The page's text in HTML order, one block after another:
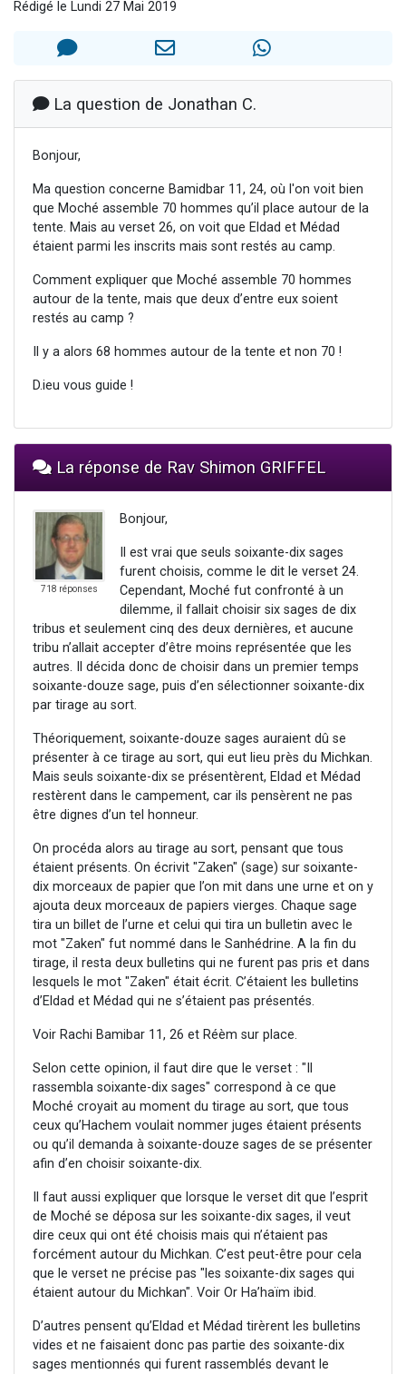
Il reste 49 places pour étudier en groupe sur Zoom
12 nouvelles musiques dans Torah-Box Music
2 personnes viennent de nous rejoindre sur WhatsApp
Rédigé le Lundi 27 Mai 2019
La question de Jonathan C.
Bonjour,
Ma question concerne Bamidbar 11, 24, où l'on voit bien
que Moché assemble 70 hommes qu’il place autour de la
tente. Mais au verset 26, on voit que Eldad et Médad
étaient parmi les inscrits mais sont restés au camp.
Comment expliquer que Moché assemble 70 hommes
autour de la tente, mais que deux d’entre eux soient
restés au camp ?
Il y a alors 68 hommes autour de la tente et non 70 !
D.ieu vous guide !
La réponse de Rav Shimon GRIFFEL
718 réponses
Bonjour,
Il est vrai que seuls soixante-dix sages
furent choisis, comme le dit le verset 24.
Cependant, Moché fut confronté à un
dilemme, il fallait choisir six sages de dix
tribus et seulement cinq des deux dernières, et aucune
tribu n’allait accepter d’être moins représentée que les
autres. Il décida donc de choisir dans un premier temps
soixante-douze sage, puis d’en sélectionner soixante-dix
par tirage au sort.
Théoriquement, soixante-douze sages auraient dû se
présenter à ce tirage au sort, qui eut lieu près du Michkan.
Mais seuls soixante-dix se présentèrent, Eldad et Médad
restèrent dans le campement, car ils pensèrent ne pas
être dignes d’un tel honneur.
On procéda alors au tirage au sort, pensant que tous
étaient présents. On écrivit "Zaken" (sage) sur soixante-
dix morceaux de papier que l’on mit dans une urne et on y
ajouta deux morceaux de papiers vierges. Chaque sage
tira un billet de l’urne et celui qui tira un bulletin avec le
mot "Zaken" fut nommé dans le Sanhédrine. A la fin du
tirage, il resta deux bulletins qui ne furent pas pris et dans
lesquels le mot "Zaken" était écrit. C’étaient les bulletins
d’Eldad et Médad qui ne s’étaient pas présentés.
Voir Rachi Bamibar 11, 26 et Réèm sur place.
Selon cette opinion, il faut dire que le verset : "Il
rassembla soixante-dix sages" correspond à ce que
Moché croyait au moment du tirage au sort, que tous
ceux qu’Hachem voulait nommer juges étaient présents
ou qu’il demanda à soixante-douze sages de se présenter
afin d’en choisir soixante-dix.
Il faut aussi expliquer que lorsque le verset dit que l’esprit
de Moché se déposa sur les soixante-dix sages, il veut
dire ceux qui ont été choisis mais qui n’étaient pas
forcément autour du Michkan. C’est peut-être pour cela
que le verset ne précise pas "les soixante-dix sages qui
étaient autour du Michkan". Voir Or Ha’haïm ibid.
D’autres pensent qu’Eldad et Médad tirèrent les bulletins
vides et ne faisaient donc pas partie des soixante-dix
sages mentionnés qui furent rassemblés devant le